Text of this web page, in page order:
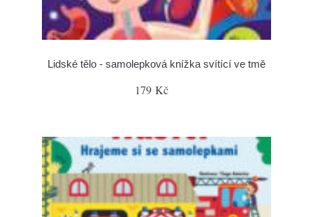
Lidské tělo - samolepková knížka svítící ve tmě
179 Kč